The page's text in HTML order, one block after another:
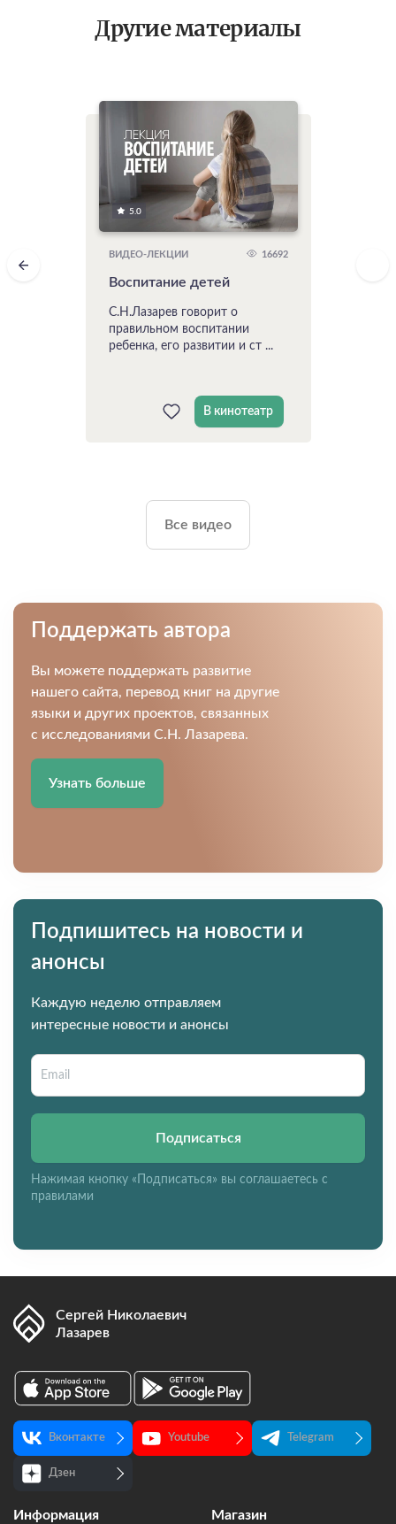
Другие материалы
5.0
ВИДЕО-ЛЕКЦИИ 16692
Воспитание детей
С.Н.Лазарев говорит о
правильном воспитании
ребенка, его развитии и ст ...
В кинотеатр
Все видео
Поддержать автора
Вы можете поддержать развитие
нашего сайта, перевод книг на другие
языки и других проектов, связанных
с исследованиями С.Н. Лазарева.
Узнать больше
Подпишитесь на новости и
анонсы
Каждую неделю отправляем
интересные новости и анонсы
Подписаться
Нажимая кнопку «Подписаться» вы соглашаетесь с
правилами
Сергей Николаевич
Лазарев
Вконтакте Youtube Telegram
Дзен
Информация Магазин